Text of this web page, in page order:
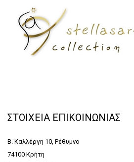
ΣΤΟΙΧΕΙΑ ΕΠΙΚΟΙΝΩΝΙΑΣ
Β. Καλλέργη 10, Ρέθυμνο
74100 Κρήτη